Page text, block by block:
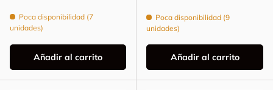
Poca disponibilidad (7
unidades)
Añadir al carrito
Poca disponibilidad (9
unidades)
Añadir al carrito